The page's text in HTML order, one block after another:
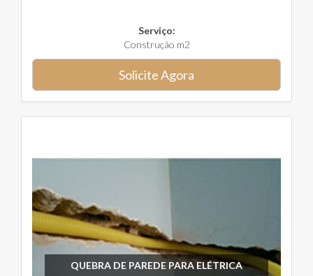
Serviço:
Construção m2
Solicite Agora
QUEBRA DE PAREDE PARA ELÉTRICA